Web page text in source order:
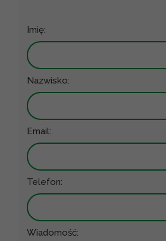
Imię:
Nazwisko:
Email:
Telefon:
Wiadomość: